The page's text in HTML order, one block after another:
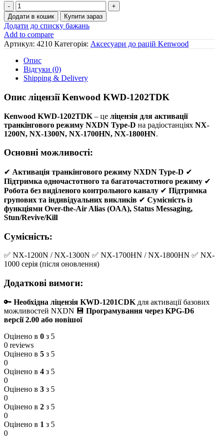
KWD-
1202TDK
ліцензія
роботи
радіостанції
у
транкінгу
NXDN
Type-
(додатково
потрібена
KWD-
1201CDK)
кількість
Додати в кошик Купити зараз
Додати до списку бажань
Add to compare
Артикул: 4210 Категорія: Аксесуари до рацій Kenwood
Опис
Відгуки (0)
Shipping & Delivery
Опис ліцензії Kenwood KWD-1202TDK
Kenwood KWD-1202TDK – це ліцензія для активації
транкінгового режиму NXDN Type-D на радіостанціях NX-
1200N, NX-1300N, NX-1700HN, NX-1800HN.
Основні можливості:
✔ Активація транкінгового режиму NXDN Type-D ✔
Підтримка одночастотного та багаточастотного режиму ✔
Робота без виділеного контрольного каналу ✔ Підтримка
групових та індивідуальних викликів ✔ Сумісність із
функціями Over-the-Air Alias (OAA), Status Messaging,
Stun/Revive/Kill
Сумісність:
✅ NX-1200N / NX-1300N ✅ NX-1700HN / NX-1800HN ✅ NX-
1000 серія (після оновлення)
Додаткові вимоги:
🔑 Необхідна ліцензія KWD-1201CDK для активації базових
можливостей NXDN 💾 Програмування через KPG-D6
версії 2.00 або новішої
Оцінено в 0 з 5
0 reviews
Оцінено в 5 з 5
0
Оцінено в 4 з 5
0
Оцінено в 3 з 5
0
Оцінено в 2 з 5
0
Оцінено в 1 з 5
0